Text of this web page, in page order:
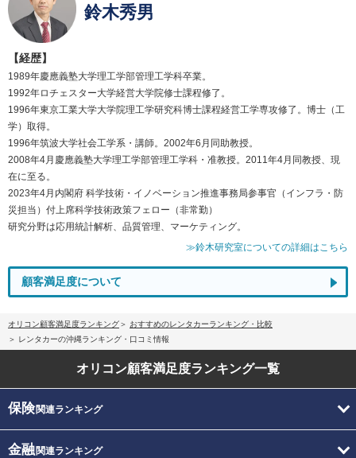
鈴木秀男
【経歴】
1989年慶應義塾大学理工学部管理工学科卒業。
1992年ロチェスター大学経営大学院修士課程修了。
1996年東京工業大学大学院理工学研究科博士課程経営工学専攻修了。博士（工
学）取得。
1996年筑波大学社会工学系・講師。2002年6月同助教授。
2008年4月慶應義塾大学理工学部管理工学科・准教授。2011年4月同教授、現
在に至る。
2023年4月内閣府 科学技術・イノベーション推進事務局参事官（インフラ・防
災担当）付上席科学技術政策フェロー（非常勤）
研究分野は応用統計解析、品質管理、マーケティング。
≫鈴木研究室についての詳細はこちら
顧客満足度について
オリコン顧客満足度ランキング
おすすめのレンタカーランキング・比較
レンタカーの沖縄ランキング・口コミ情報
オリコン顧客満足度ランキング一覧
保険関連ランキング
金融関連ランキング